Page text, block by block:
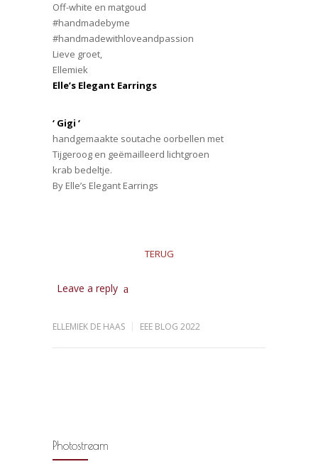
Off-white en matgoud
#handmadebyme
#handmadewithloveandpassion
Lieve groet,
Ellemiek
Elle’s Elegant Earrings
‘ Gigi ‘
handgemaakte soutache oorbellen met
Tijgeroog en geëmailleerd lichtgroen
krab bedeltje.
By Elle’s Elegant Earrings
TERUG
Leave a reply
ELLEMIEK DE HAAS EEE BLOG 2022
Photostream